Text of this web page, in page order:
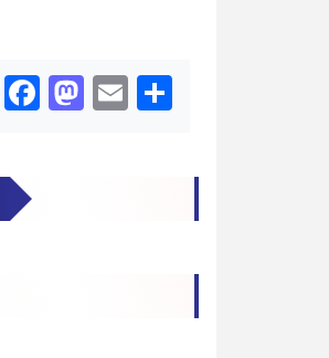
Facebook
Mastodon
Email